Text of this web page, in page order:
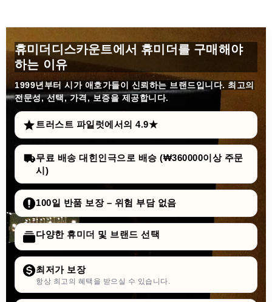
휴미더디스카운트에서 휴미더를 구매해야
하는 이유
1999년부터 시가 애호가들이 신뢰하는 브랜드입니다. 최고의
전문성, 선택, 가격, 보증을 제공합니다.
트러스트 파일럿에서의 4.9★
무료 배송 대힌인극으로 배승 (₩360000이상 주문
시)
100일 반품 보장 – 위험 부담 없음
다양한 휴미더 및 브랜드 선택
최저가 보장
항상 최고의 혜택을 받으실 수 있습니다.